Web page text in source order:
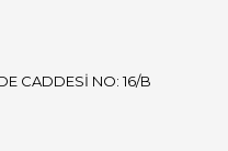
CADDESİ NO: 16/B